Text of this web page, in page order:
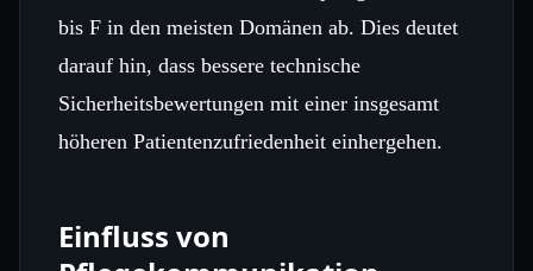
bis F in den meisten Domänen ab. Dies deutet
darauf hin, dass bessere technische
Sicherheitsbewertungen mit einer insgesamt
höheren Patientenzufriedenheit einhergehen.
Einfluss von